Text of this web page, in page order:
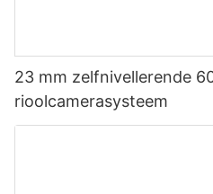
23 mm zelfnivellerende
rioolcamerasysteem